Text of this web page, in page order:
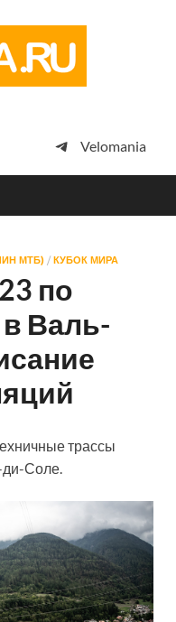
просто
Velomania
МТБ) / КУБОК МИРА
по
Валь-
трассы
ди-Соле.